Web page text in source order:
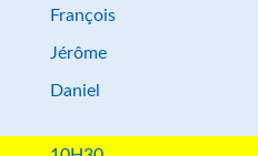
François
Jérôme
Daniel